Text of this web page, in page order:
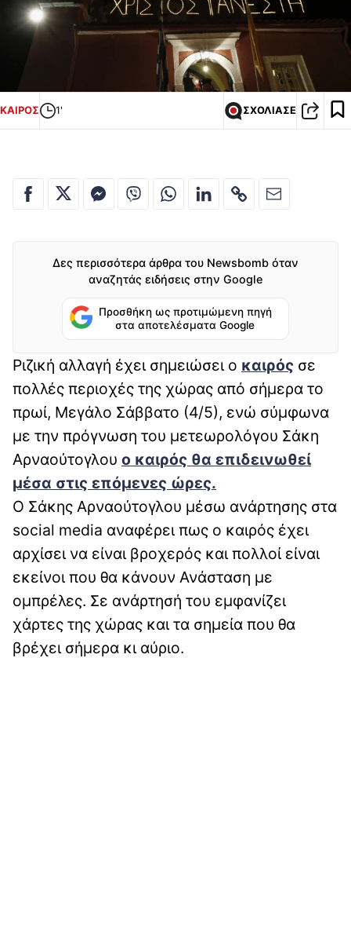
ΚΑΙΡΟΣ 1' ΣΧΟΛΙΑΣΕ
Δες περισσότερα άρθρα του Newsbomb όταν
αναζητάς ειδήσεις στην Google
Προσθήκη ως προτιμώμενη πηγή
στα αποτελέσματα Google
Ριζική αλλαγή έχει σημειώσει ο καιρός σε
πολλές περιοχές της χώρας από σήμερα το
πρωί, Μεγάλο Σάββατο (4/5), ενώ σύμφωνα
με την πρόγνωση του μετεωρολόγου Σάκη
Αρναούτογλου ο καιρός θα επιδεινωθεί
μέσα στις επόμενες ώρες.
Ο Σάκης Αρναούτογλου μέσω ανάρτησης στα
social media αναφέρει πως ο καιρός έχει
αρχίσει να είναι βροχερός και πολλοί είναι
εκείνοι που θα κάνουν Ανάσταση με
ομπρέλες. Σε ανάρτησή του εμφανίζει
χάρτες της χώρας και τα σημεία που θα
βρέχει σήμερα κι αύριο.